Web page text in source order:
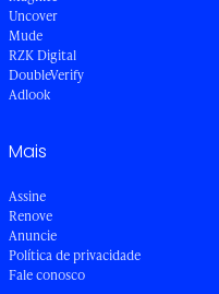
Uncover
Mude
RZK Digital
DoubleVerify
Adlook
Mais
Assine
Renove
Anuncie
Política de privacidade
Fale conosco